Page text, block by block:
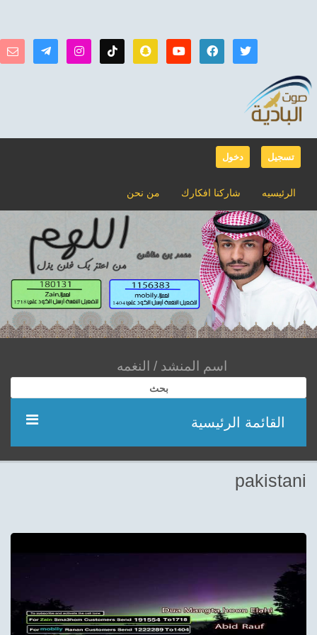
دخول تسجيل
من نحن شاركنا افكارك الرئيسيه
بحث
القائمة الرئيسية
مؤديين
ادعية
احدث الفيديوهات
pakistani